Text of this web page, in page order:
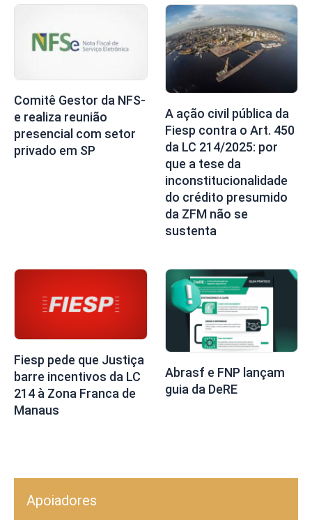
Comitê Gestor da NFS-
e realiza reunião
presencial com setor
privado em SP
A ação civil pública da
Fiesp contra o Art. 450
da LC 214/2025: por
que a tese da
inconstitucionalidade
do crédito presumido
da ZFM não se
sustenta
Fiesp pede que Justiça
barre incentivos da LC
214 à Zona Franca de
Manaus
Abrasf e FNP lançam
guia da DeRE
Apoiadores